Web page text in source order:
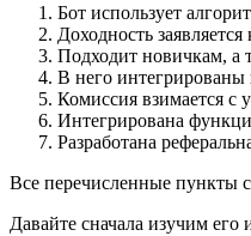
Бот использует
Доходность
Подходит новичкам, а
В него интегрированы
Комиссия взимается с
Интегрирована
Разработана
Все перечисленные пункты
Давайте сначала изучим